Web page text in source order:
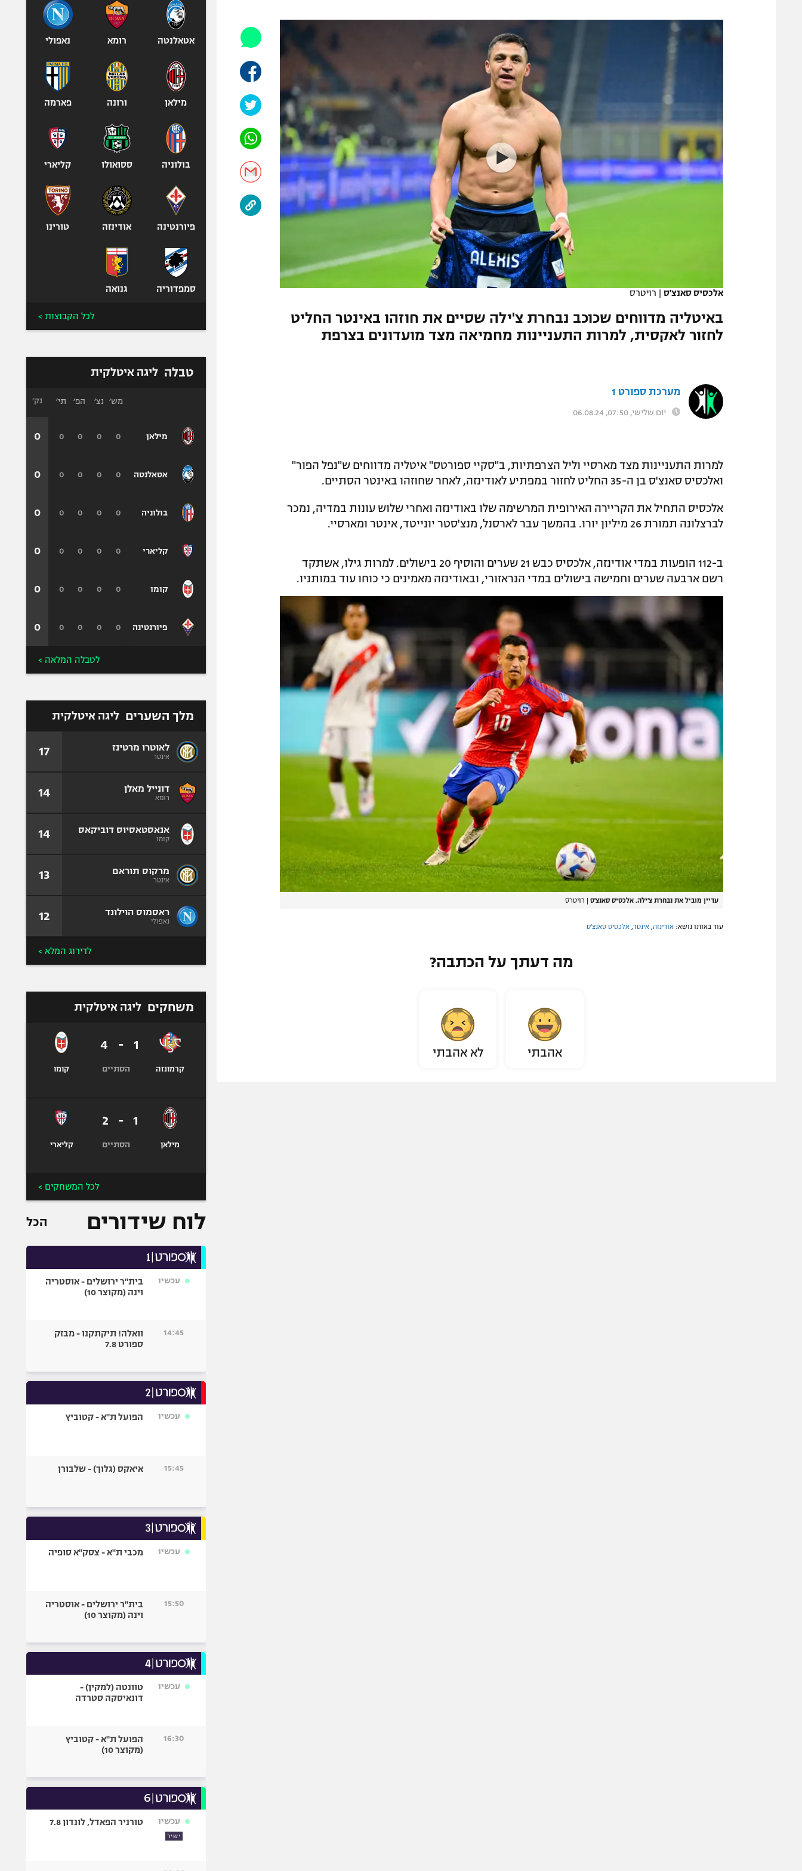
תקנון משתתפים וזוכים בפרסים
תקנון עבור פעילות אלקטרה
תנאי שימוש
מדיניות פרטיות
תקנון פעילות ספורט 1
רשיון להקרנה פומבית לבית עסק
הפועל תל אביב
הפועל חיפה
הפועל באר שבע
מכבי נתניה
בני יהודה
ליגה סינית
ליגה ברזילאית
אופניים
ספורט מוטורי
פוטבול אמריקאי NFL
בייסבול MLB
ואקסטרים
אומנויות לחימה
אלכסיס סאנצ'ס | רויטרס
באיטליה מדווחים שכוכב נבחרת צ'ילה שסיים את חוזהו באינטר החליט
לחזור לאקסית, למרות התעניינות מחמיאה מצד מועדונים בצרפת
מערכת ספורט 1
יום שלישי, 07:50, 06.08.24
למרות התעניינות מצד מארסיי וליל הצרפתיות, ב"סקיי ספורטס" איטליה מדווחים ש"נפל הפור"
ואלכסיס סאנצ'ס בן ה-35 החליט לחזור במפתיע לאודינזה, לאחר שחוזהו באינטר הסתיים.
אלכסיס התחיל את הקריירה האירופית המרשימה שלו באודינזה ואחרי שלוש עונות במדיה, נמכר
לברצלונה תמורת 26 מיליון יורו. בהמשך עבר לארסנל, מנצ'סטר יונייטד, אינטר ומארסיי.
ב-112 הופעות במדי אודינזה, אלכסיס כבש 21 שערים והוסיף 20 בישולים. למרות גילו, אשתקד
רשם ארבעה שערים וחמישה בישולים במדי הנראזורי, ובאודינזה מאמינים כי כוחו עוד במותניו.
עדיין מוביל את נבחרת צ'ילה. אלכסיס סאנצ'ס | רויטרס
עוד באותו נושא: אודינזה אינטר אלכסיס סאנצ'ס
מה דעתך על הכתבה?
אהבתי לא אהבתי
אטאלנטה רומא נאפולי
מילאן ורונה פארמה
בולוניה ססואולו קליארי
פיורנטינה אודינזה טורינו
סמפדוריה גנואה
לכל הקבוצות >
טבלה ליגה איטלקית
מילאן
אטאלנטה
בולוניה
קליארי
קומו
פיורנטינה
מש׳ נצ׳ הפ׳ תי׳
0
0
0
0
0
0
0
0
0
0
0
0
0
0
0
0
0
0
0
0
0
0
0
0
נק׳
0
0
0
0
0
0
לטבלה המלאה >
מלך השערים ליגה איטלקית
לאוטרו מרטינז
אינטר 17
דונייל מאלן
רומא 14
אנאסטאסיוס דוביקאס
קומו 14
מרקוס תוראם
אינטר 13
ראסמוס הוילונד
נאפולי 12
לדירוג המלא >
משחקים ליגה איטלקית
קרמונזה
1
-
4
הסתיים קומו
מילאן
1
-
2
הסתיים קליארי
לכל המשחקים >
לוח שידורים הכל
עכשיו
בית"ר ירושלים - אוסטריה
וינה (מקוצר 10)
14:45
וואלה! תיקתקנו - מבזק
ספורט 7.8
עכשיו הפועל ת"א - קטוביץ
15:45 איאקס (גלוך) - שלבורן
עכשיו מכבי ת"א - צסק"א סופיה
15:50
בית"ר ירושלים - אוסטריה
וינה (מקוצר 10)
עכשיו
טוונטה (למקין) -
דונאיסקה סטרדה
16:30
הפועל ת"א - קטוביץ
(מקוצר 10)
עכשיו
ישיר
טורניר הפאדל, לונדון 7.8